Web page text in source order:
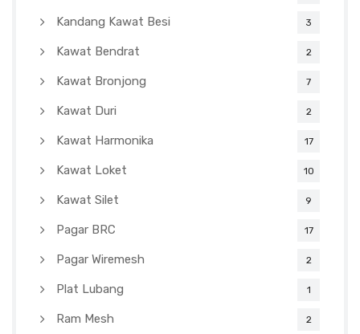
Kandang Kawat Besi 3
Kawat Bendrat 2
Kawat Bronjong 7
Kawat Duri 2
Kawat Harmonika 17
Kawat Loket 10
Kawat Silet 9
Pagar BRC 17
Pagar Wiremesh 2
Plat Lubang 1
Ram Mesh 2